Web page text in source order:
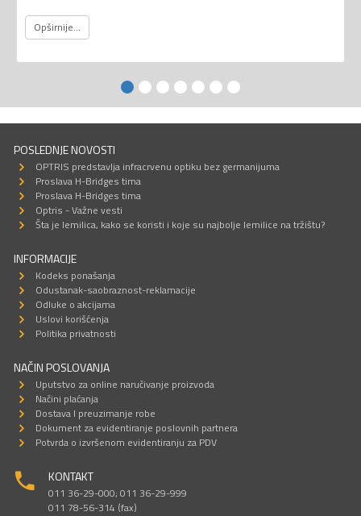
Opširnije...
POSLEDNJE NOVOSTI
OPTRIS predstavlja infracrvenu optiku bez germanijuma
Proslava H-Bridges tima
Proslava H-Bridges tima
Optris - Važne vesti
Šta je lemilica, kako se koristi i koje su najbolje lemilice na tržištu?
INFORMACIJE
Kodeks ponašanja
Odustanak-saobraznost-reklamacije
Odluke o akcijama
Uslovi korišćenja
Politika privatnosti
NAČIN POSLOVANJA
Uputstvo za online naručivanje proizvoda
Načini plaćanja
Dostava I preuzimanje robe
Dokument za evidentiranje poslovnih partnera
Potvrda o izvršenom evidentiranju za PDV
KONTAKT
011 36-29-000; 011 36-29-999
011 78-56-314 (fax)